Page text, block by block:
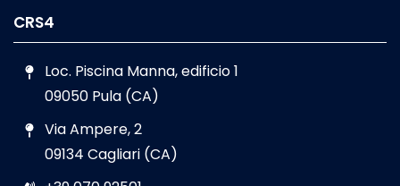
CRS4
Loc. Piscina Manna, edificio 1
09050 Pula (CA)
Via Ampere, 2
09134 Cagliari (CA)